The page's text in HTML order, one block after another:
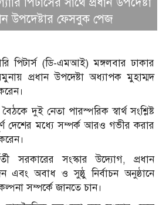
উপদেষ্টার ফেসবুক পেজ
পিটার্স (ডি-এমআই) মঙ্গলবার ঢাকার
প্রধান উপদেষ্টা অধ্যাপক মুহাম্মদ
দুই নেতা পারস্পরিক স্বার্থ সংশ্লিষ্ট
দেশের মধ্যে সম্পর্ক আরও গভীর করার
সরকারের সংস্কার উদ্যোগ, প্রধান
এবং অবাধ ও সুষ্ঠু নির্বাচন অনুষ্ঠানে
সম্পর্কে জানতে চান।